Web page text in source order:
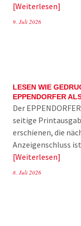
Weiterlesen
9. Juli 2026
LESEN WIE
EPPENDORFER
Der
seitige
erschienen, die
Anzeigenschluss
Weiterlesen
8. Juli 2026